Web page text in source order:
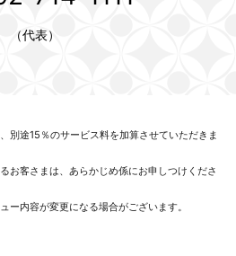
（代表）
別途15％のサービス料を加算させていただきま
お客さまは、あらかじめ係にお申しつけくださ
ー内容が変更になる場合がございます。